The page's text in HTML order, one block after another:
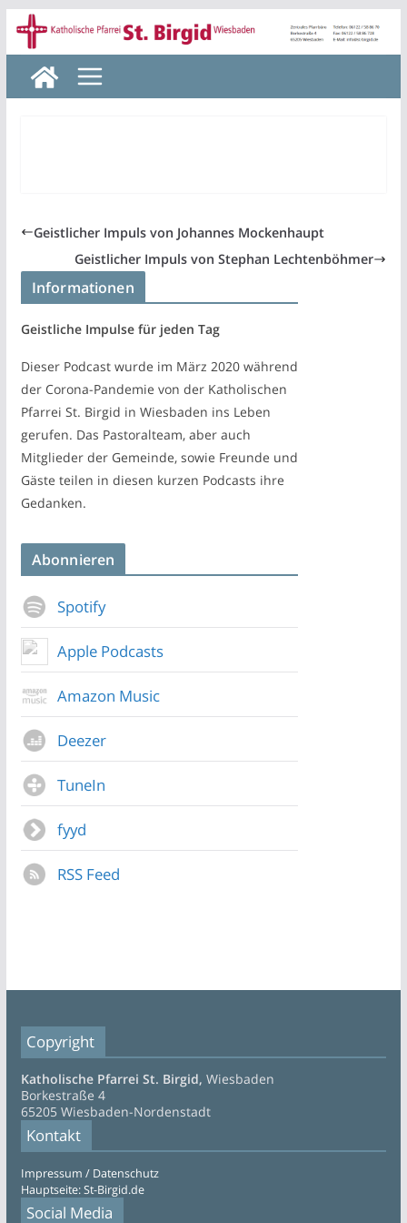
Zum
Inhalt
springen
Geistlicher Impuls von Johannes Mockenhaupt
Geistlicher Impuls von Stephan Lechtenböhmer
Informationen
Geistliche Impulse für jeden Tag
Dieser Podcast wurde im März 2020 während
der Corona-Pandemie von der Katholischen
Pfarrei St. Birgid in Wiesbaden ins Leben
gerufen. Das Pastoralteam, aber auch
Mitglieder der Gemeinde, sowie Freunde und
Gäste teilen in diesen kurzen Podcasts ihre
Gedanken.
Abonnieren
Spotify
Apple Podcasts
Amazon Music
Deezer
TuneIn
fyyd
RSS Feed
Copyright
Katholische Pfarrei St. Birgid, Wiesbaden
Borkestraße 4
65205 Wiesbaden-Nordenstadt
Kontakt
Impressum / Datenschutz
Hauptseite: St-Birgid.de
Social Media